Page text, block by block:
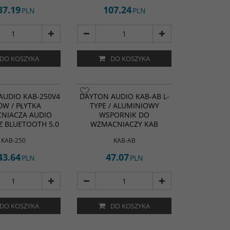
i prawdziwa
biegunowa są
uzyskania dużej
PLN
DO KOSZYKA
107.24PLN
DO KOSZYKA
KAB-250V4
/ PŁYTKA
AUDIO
BLUETOOTH 5.0
KAB-250
PLN
DO KOSZYKA
DAYTON AUDIO KAB-AB L-
TYPE / ALUMINIOWY
WSPORNIK DO
WZMACNIACZY KAB
KAB-AB
47.07PLN
DO KOSZYKA